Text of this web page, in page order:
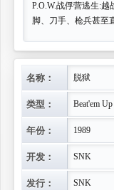
P.O.W.战俘营逃生:
脚、刀手、枪兵甚至
名称： 脱狱
类型： Beat'em Up
年份： 1989
开发： SNK
发行： SNK